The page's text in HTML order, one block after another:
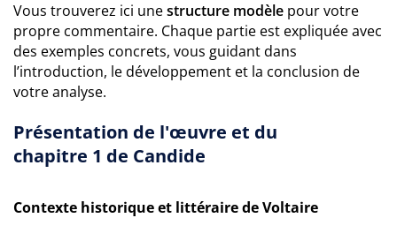
Vous trouverez ici unestructure modèle pour votre
propre commentaire. Chaque partie est expliquée avec
des exemples concrets, vous guidant dans
l’introduction, le développement et la conclusion de
votre analyse.
Présentation de l'œuvre et du
chapitre 1 de Candide
Contexte historique et littéraire de Voltaire